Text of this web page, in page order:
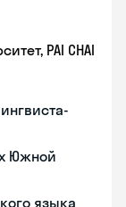
PAI CHAI
Южной
языка